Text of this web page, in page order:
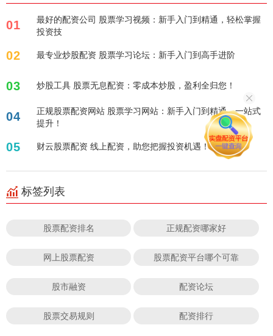
01
最好的配资公司 股票学习视频：新手入门到精通，轻松掌握
投资技
02 最专业炒股配资 股票学习论坛：新手入门到高手进阶
03 炒股工具 股票无息配资：零成本炒股，盈利全归您！
04
正规股票配资网站 股票学习网站：新手入门到精通，一站式
提升！
05 财云股票配资 线上配资，助您把握投资机遇！
标签列表
股票配资排名 正规配资哪家好
网上股票配资 股票配资平台哪个可靠
股市融资 配资论坛
股票交易规则 配资排行